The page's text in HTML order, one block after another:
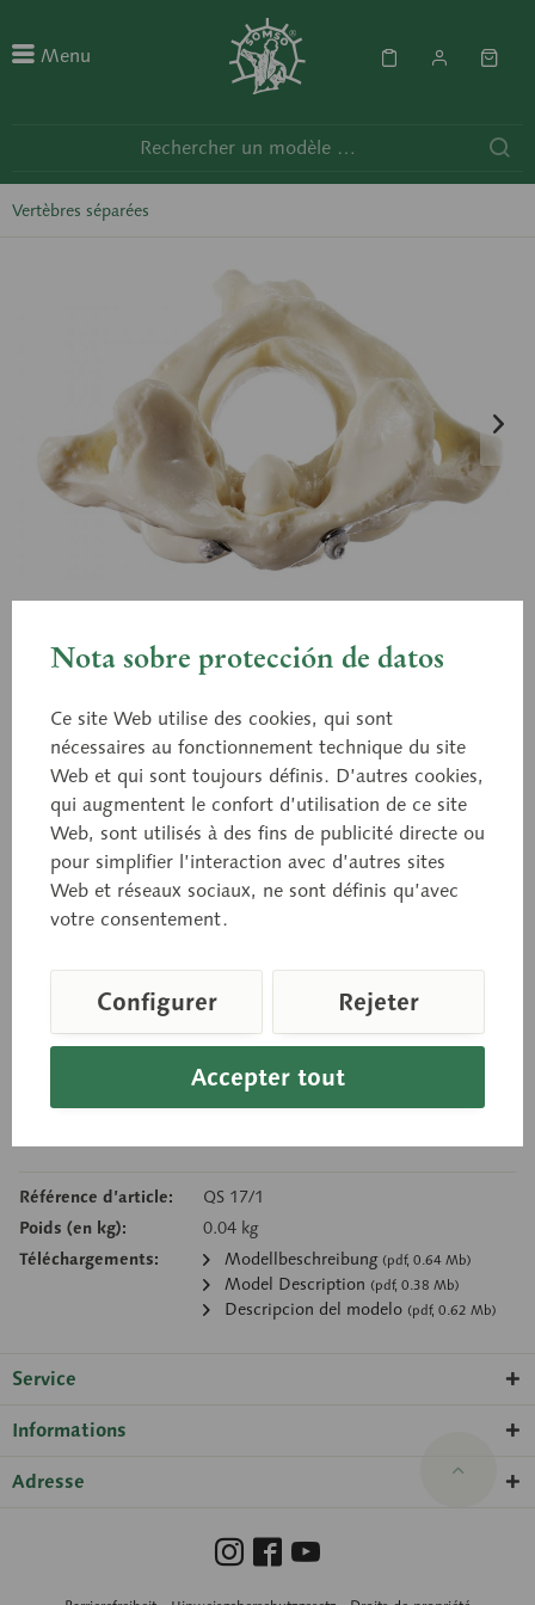
Menu
Vertèbres séparées
Première et deuxième
vertèbres cervicales
(Atlas et axis). Modelage d’après nature, en
SOMSO PLAST®. Montage rotatif.
Prix sur demande
Panier de demande
Référence d’article:
QS 17/1
Poids (en kg):
0.04 kg
Téléchargements:
Modellbeschreibung (pdf, 0.64 Mb)
Model Description (pdf, 0.38 Mb)
Descripcion del modelo (pdf, 0.62 Mb)
Service
Informations
Adresse
Nota sobre protección de datos
Ce site Web utilise des cookies, qui sont
nécessaires au fonctionnement technique du site
Web et qui sont toujours définis. D’autres cookies,
qui augmentent le confort d’utilisation de ce site
Web, sont utilisés à des fins de publicité directe ou
pour simplifier l’interaction avec d’autres sites
Web et réseaux sociaux, ne sont définis qu’avec
votre consentement.
Accepter tout
Configurer Rejeter